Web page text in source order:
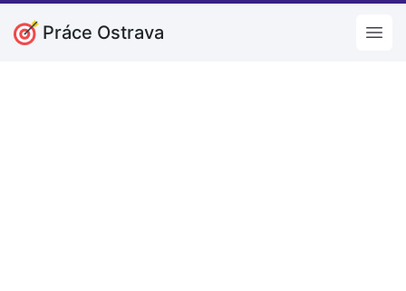
Práce Ostrava